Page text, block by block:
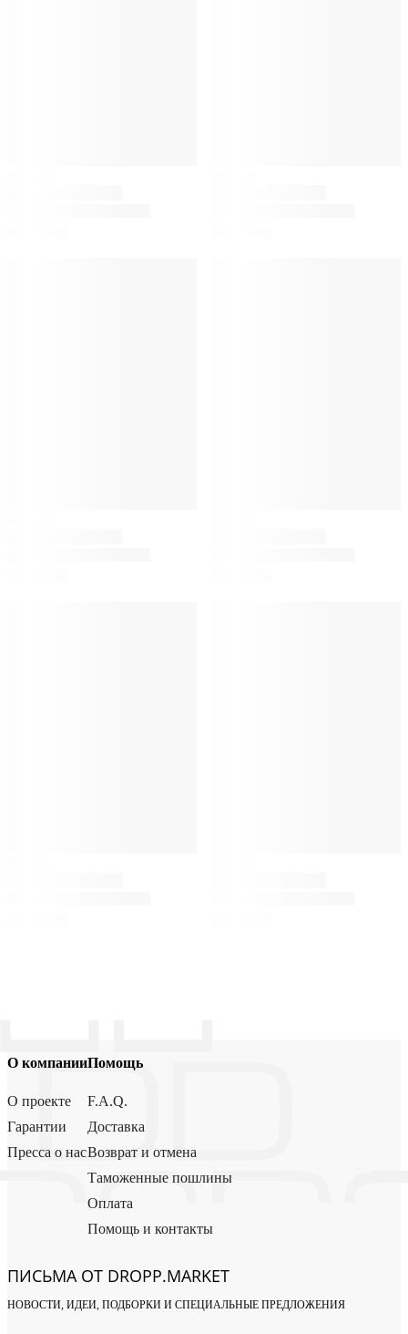
О компании
О проекте
Гарантии
Пресса о нас
Помощь
F.A.Q.
Доставка
Возврат и отмена
Таможенные пошлины
Оплата
Помощь и контакты
ПИСЬМА ОТ DROPP.MARKET
НОВОСТИ, ИДЕИ, ПОДБОРКИ И СПЕЦИАЛЬНЫЕ ПРЕДЛОЖЕНИЯ